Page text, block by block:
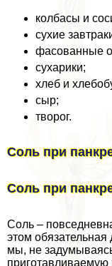
колбасы и
сухие
фасованные
сухарики;
хлеб и
сыр;
творог.
Соль при
Соль при
Соль –
этом
мы, не